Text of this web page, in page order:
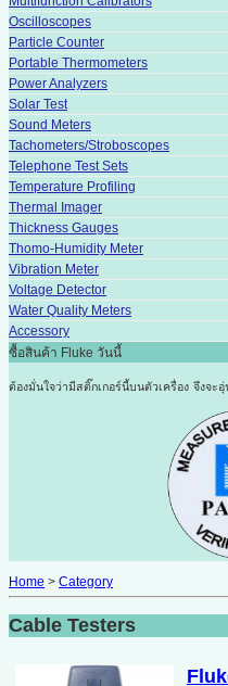
Oscilloscopes
Particle Counter
Portable Thermometers
Power Analyzers
Solar Test
Sound Meters
Tachometers/Stroboscopes
Telephone Test Sets
Temperature Profiling
Thermal Imager
Thickness Gauges
Thomo-Humidity Meter
Vibration Meter
Voltage Detector
Water Quality Meters
Accessory
ซื้อสินค้า Fluke วันนี้
ต้องมั่นใจว่ามีสติ๊กเกอร์นี้บนตัวเครื่อง จึงจะ
Home > Category
Cable Testers